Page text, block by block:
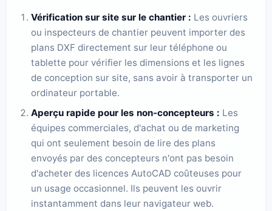
Vérification sur site sur le chantier : Les ouvriers
ou inspecteurs de chantier peuvent importer des
plans DXF directement sur leur téléphone ou
tablette pour vérifier les dimensions et les lignes
de conception sur site, sans avoir à transporter un
ordinateur portable.
Aperçu rapide pour les non-concepteurs : Les
équipes commerciales, d'achat ou de marketing
qui ont seulement besoin de lire des plans
envoyés par des concepteurs n'ont pas besoin
d'acheter des licences AutoCAD coûteuses pour
un usage occasionnel. Ils peuvent les ouvrir
instantamment dans leur navigateur web.